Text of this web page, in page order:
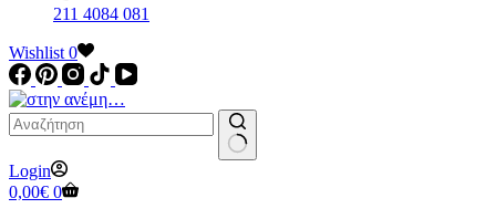
211 4084 081
Wishlist 0
No
results
Login
Καλάθι
0,00€ 0